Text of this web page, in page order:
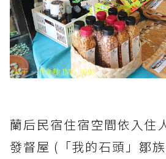
蘭后民宿住宿空間依入住
發督屋 (「我的石頭」鄒